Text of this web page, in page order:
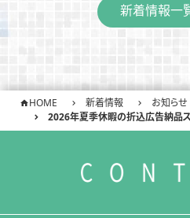
新着情報一
HOME 新着情報
お知らせ
2026年夏季休暇の折込広告納品